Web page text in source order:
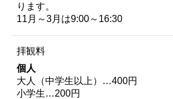
ります。
11月～3月は9:00～16:30
拝観料
個人
大人（中学生以上）…400円
小学生…200円